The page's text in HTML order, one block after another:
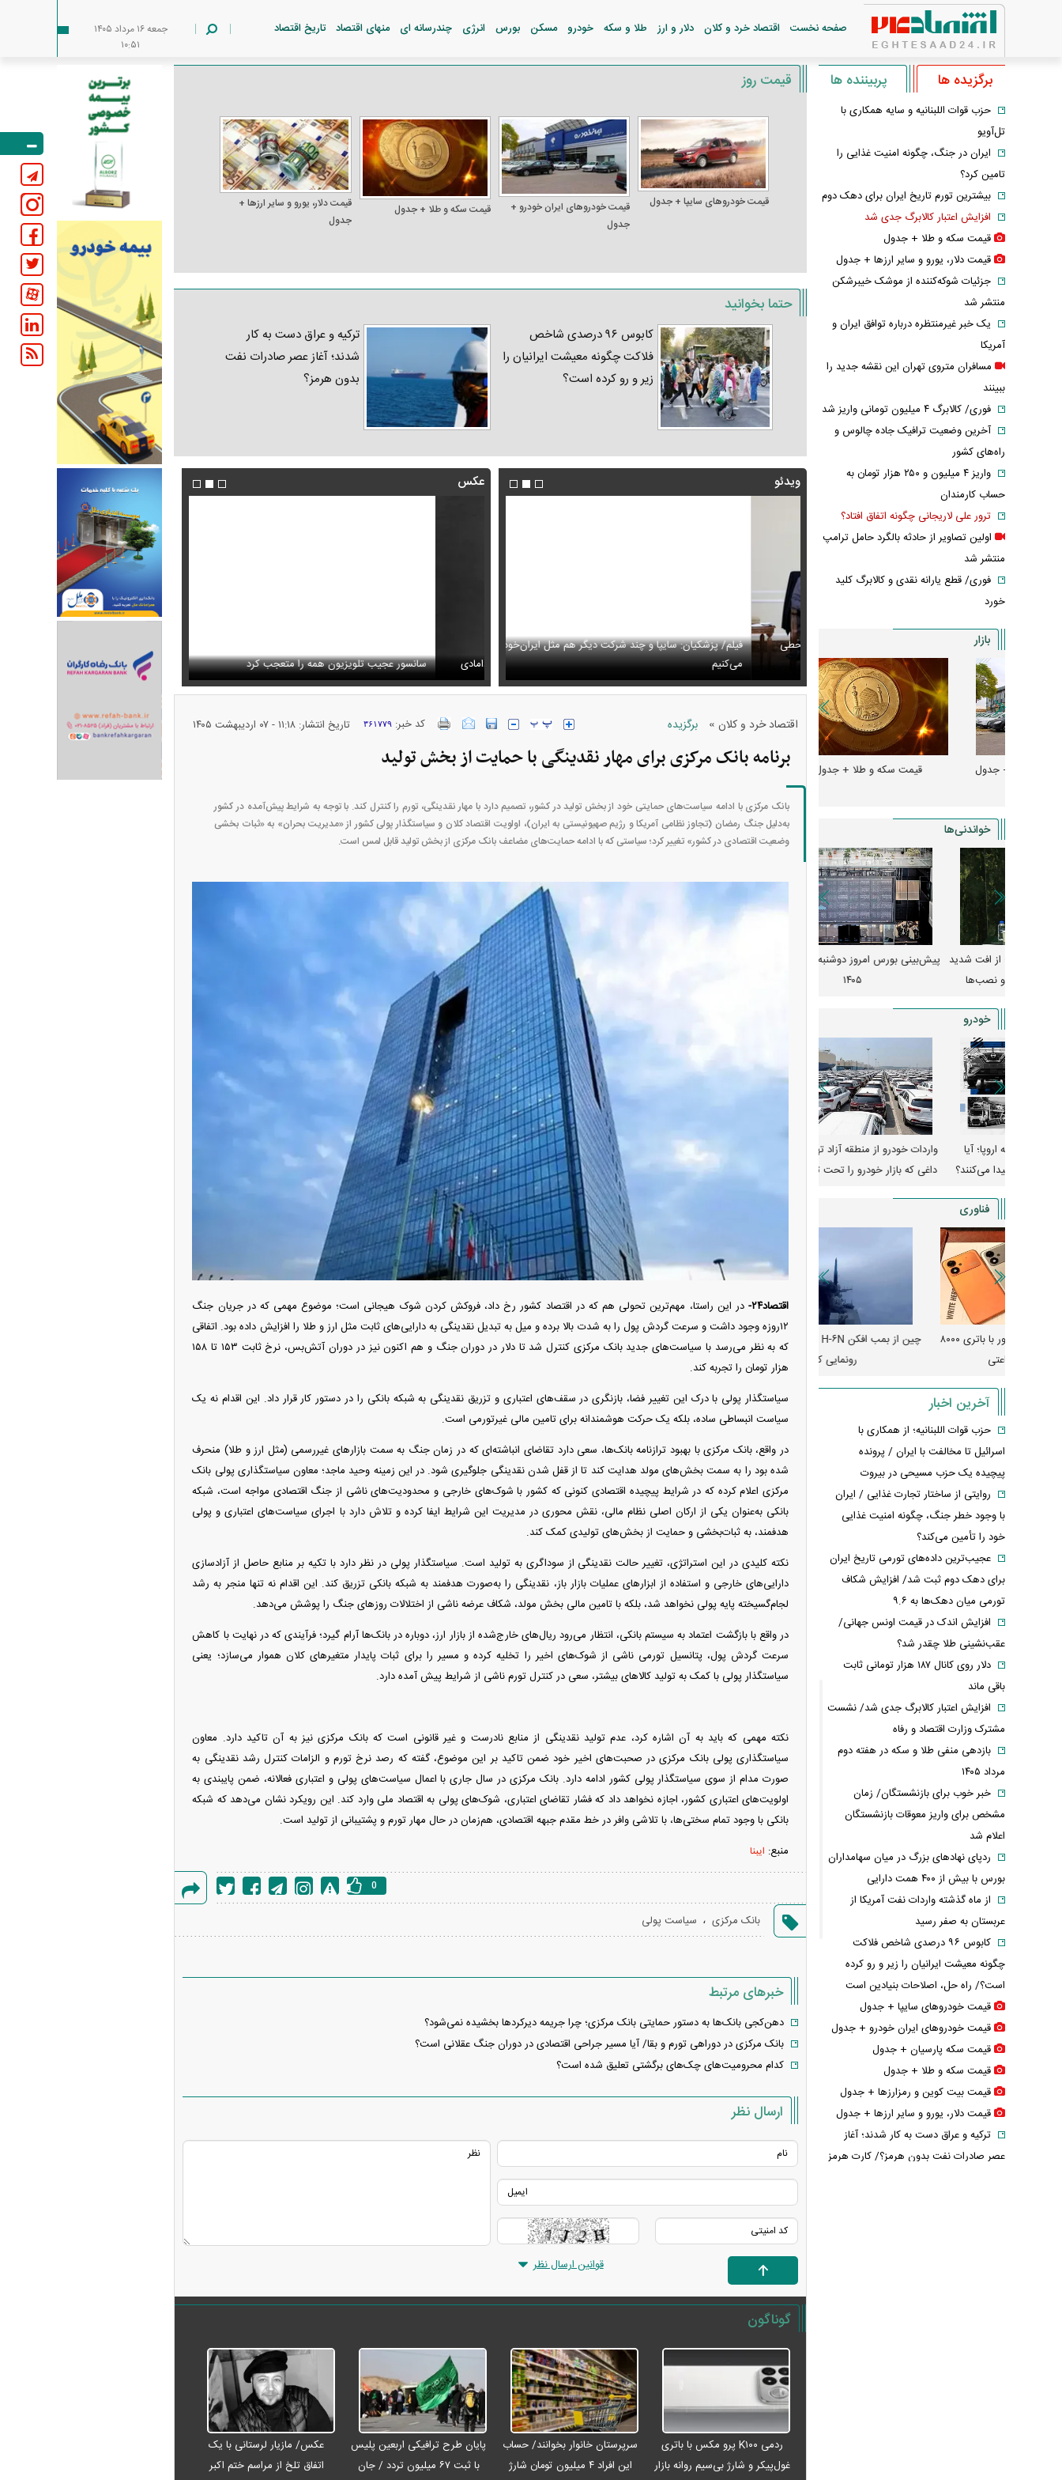
صفحه نخست اقتصاد خرد و کلان دلار و ارز طلا و سکه خودرو مسکن بورس انرژی چندرسانه ای منهای اقتصاد تاریخ اقتصاد
جمعه ۱۶ مرداد ۱۴۰۵
۱۰:۵۱
قیمت روز
قیمت خودرو‌های سایپا + جدول
قیمت خودرو‌های ایران خودرو +
جدول
قیمت سکه و طلا + جدول
قیمت دلار، یورو و سایر ارز‌ها +
جدول
حتما بخوانید
کابوس ۹۶ درصدی شاخص
فلاکت چگونه معیشت ایرانیان را
زیر و رو کرده است؟
ترکیه و عراق دست به کار
شدند؛ آغاز عصر صادرات نفت
بدون هرمز؟
ویدئو
اگر ارز ترجیحی را حذف نمی‌کردیم، قطعاً قحطی
فیلم/ پزشکیان: سایپا و چند شرکت دیگر هم مثل ایران‌خودرو واگذار
می‌کنیم
حمله خلبانان ایرانی به پایگاه آمریکا بدون GPS
پیش می‌آمد
عکس
جدید صابر ابر در فضای مجازی پربازدید شد عکس دیده‌نشده ظل‌السلطنه نوه ناصرالدین شاه در لباس دامادی سانسور عجیب تلویزیون همه را متعجب کرد استایل جدید صابر ابر در فضای مجازی
اقتصاد خرد و کلان » برگزیده کد خبر:۳۶۱۷۷۹ تاریخ انتشار: ۱۱:۱۸ - ۰۷ ارديبهشت ۱۴۰۵
برنامه بانک مرکزی برای مهار نقدینگی با حمایت از بخش تولید
بانک مرکزی با ادامه سیاست‌های حمایتی خود از بخش تولید در کشور، تصمیم دارد با مهار نقدینگی، تورم را کنترل کند. با توجه به شرایط پیش‌آمده در کشور
به‌دلیل جنگ رمضان (تجاوز نظامی آمریکا و رژیم صهیونیستی به ایران)، اولویت اقتصاد کلان و سیاستگذار پولی کشور از «مدیریت بحران» به «ثبات بخشی
وضعیت اقتصادی در کشور» تغییر کرد؛ سیاستی که با ادامه حمایت‌های مضاعف بانک مرکزی از بخش تولید قابل لمس است.
اقتصاد۲۴-
در این راستا، مهم‌ترین تحولی هم که در اقتصاد کشور رخ داد، فروکش کردن شوک هیجانی است؛ موضوع مهمی که در جریان جنگ
۱۲روزه وجود داشت و سرعت گردش پول را به شدت بالا برده و میل به تبدیل نقدینگی به دارایی‌های ثابت مثل ارز و طلا را افزایش داده بود. اتفاقی
که به نظر می‌رسد با سیاست‌های جدید بانک مرکزی کنترل شد تا دلار در دوران جنگ و هم اکنون نیز در دوران آتش‌بس، نرخ ثابت ۱۵۳ تا ۱۵۸
هزار تومان را تجربه کند.
سیاستگذار پولی با درک این تغییر فضا، بازنگری در سقف‌های اعتباری و تزریق نقدینگی به شبکه بانکی را در دستور کار قرار داد. این اقدام نه یک
سیاست انبساطی ساده، بلکه یک حرکت هوشمندانه برای تامین مالی غیرتورمی است.
در واقع، بانک مرکزی با بهبود ترازنامه بانک‌ها، سعی دارد تقاضای انباشته‌ای که در زمان جنگ به سمت بازار‌های غیررسمی (مثل ارز و طلا) منحرف
شده بود را به سمت بخش‌های مولد هدایت کند تا از قفل شدن نقدینگی جلوگیری شود. در این زمینه وحید ماجد؛ معاون سیاستگذاری پولی بانک
مرکزی اعلام کرده که در شرایط پیچیده اقتصادی کنونی که کشور با شوک‌های خارجی و محدودیت‌های ناشی از جنگ اقتصادی مواجه است، شبکه
بانکی به‌عنوان یکی از ارکان اصلی نظام مالی، نقش محوری در مدیریت این شرایط ایفا کرده و تلاش دارد با اجرای سیاست‌های اعتباری و پولی
هدفمند، به ثبات‌بخشی و حمایت از بخش‌های تولیدی کمک کند.
نکته کلیدی در این استراتژی، تغییر حالت نقدینگی از سوداگری به تولید است. سیاستگذار پولی در نظر دارد با تکیه بر منابع حاصل از آزادسازی
دارایی‌های خارجی و استفاده از ابزار‌های عملیات بازار باز، نقدینگی را به‌صورت هدفمند به شبکه بانکی تزریق کند. این اقدام نه تنها منجر به رشد
لجام‌گسیخته پایه پولی نخواهد شد، بلکه با تامین مالی بخش مولد، شکاف عرضه ناشی از اختلالات روز‌های جنگ را پوشش می‌دهد.
در واقع با بازگشت اعتماد به سیستم بانکی، انتظار می‌رود ریال‌های خارج‌شده از بازار ارز، دوباره در بانک‌ها آرام گیرد؛ فرآیندی که در نهایت با کاهش
سرعت گردش پول، پتانسیل تورمی ناشی از شوک‌های اخیر را تخلیه کرده و مسیر را برای ثبات پایدار متغیر‌های کلان هموار می‌سازد؛ یعنی
سیاستگذار پولی با کمک به تولید کالا‌های بیشتر، سعی در کنترل تورم ناشی از شرایط پیش آمده دارد.
نکته مهمی که باید به آن اشاره کرد، عدم تولید نقدینگی از منابع نادرست و غیر قانونی است که بانک مرکزی نیز به آن تاکید دارد. معاون
سیاستگذاری پولی بانک مرکزی در صحبت‌های اخیر خود ضمن تاکید بر این موضوع، گفته که رصد نرخ تورم و الزامات کنترل رشد نقدینگی به
صورت مدام از سوی سیاستگذار پولی کشور ادامه دارد. بانک مرکزی در سال جاری با اعمال سیاست‌های پولی و اعتباری فعالانه، ضمن پایبندی به
اولویت‌های اعتباری کشور، اجازه نخواهد داد که فشار تقاضای اعتباری، شوک‌های پولی به اقتصاد ملی وارد کند. این رویکرد نشان می‌دهد که شبکه
بانکی با وجود تمام سختی‌ها، با تلاشی وافر در خط مقدم جبهه اقتصادی، هم‌زمان در حال مهار تورم و پشتیبانی از تولید است.
منبع: ایبنا
گزارش
0
بانک مرکزی ، سیاست پولی
خبرهای مرتبط
دهن‌کجی بانک‌ها به دستور حمایتی بانک مرکزی؛ چرا جریمه‌ دیرکردها بخشیده نمی‌شود؟
بانک مرکزی در دوراهی تورم و بقا/ آیا مسیر جراحی اقتصادی در دوران جنگ عقلانی است؟
کدام محرومیت‌های چک‌های برگشتی تعلیق شده است؟
ارسال نظر
قوانین ارسال نظر
گوناگون
ردمی K۱۰۰ پرو مکس با باتری
غول‌پیکر و شارژ بی‌سیم روانه بازار
سرپرستان خانوار بخوانند/ حساب
این افراد ۴ میلیون تومان شارژ
پایان طرح ترافیکی اربعین پلیس
با ثبت ۶۷ میلیون تردد / جان
عکس/ مازیار لرستانی با یک
اتفاق تلخ از مراسم ختم اکبر
برگزیده ها پربیننده ها
حزب قوات اللبنانیه و سایه همکاری با
تل‌آویو
ایران در جنگ، چگونه امنیت غذایی را
تامین کرد؟
بیشترین تورم تاریخ ایران برای دهک دوم
افزایش اعتبار کالابرگ جدی شد
قیمت سکه و طلا + جدول
قیمت دلار، یورو و سایر ارز‌ها + جدول
جزئیات شوکه‌کننده از موشک خیبرشکن
منتشر شد
یک خبر غیرمنتظره درباره توافق ایران و
آمریکا
مسافران متروی تهران این نقشه جدید را
ببینند
فوری/ کالابرگ ۴ میلیون تومانی واریز شد
آخرین وضعیت ترافیک جاده چالوس و
راه‌های کشور
واریز ۴ میلیون و ۲۵۰ هزار تومان به
حساب کارمندان
ترور علی لاریجانی چگونه اتفاق افتاد؟
اولین تصاویر از حادثه بالگرد حامل ترامپ
منتشر شد
فوری/ قطع یارانه نقدی و کالابرگ کلید
خورد
بازار
قیمت سکه و طلا + جدول قیمت دلار، یورو و سایر ارز‌ها + جدول قیمت خودرو‌های ایران خودرو + جدول قیمت خودرو‌های ایران خودرو + جدول قیمت سکه و طلا + جدول
خواندنی‌ها
پیش‌بینی بورس امروز دوشنبه ۱۲ مرداد ماه
کارنامه مردود محسن پاک‌ نژاد؛ از افت شدید
درآمد ارزی تا بازی با عزل و نصب‌ها
خودرو
واردات خودرو از منطقه آزاد تهران؛ مناظره
داغی که بازار خودرو را تحت تأثیر قرار داد
قیمت خودرو وارد فاز جدید شد/ اولین
واکنش بازار به تحولات سیاسی + جدول
هجوم خودروسازان چینی به اروپا؛ آیا
کارخانه‌های بحران‌زده نجات پیدا می‌کنند؟
واردات خودرو از منطقه آزاد تهران؛ مناظره
داغی که بازار خودرو را تحت تأثیر قرار داد
فناوری
چین از بمب افکن H-۶N با موشک هسته‌ای
پهپاد رهگیر یا موشک پدافند؛ قدرت تهدید
کدامیک بیشتر است؟
رونمایی از پوکو M ۸ پاور با باتری ۸۰۰۰
چین از بمب افکن H-۶N با موشک هسته‌ای
آخرین اخبار
حزب قوات اللبنانیه؛ از همکاری با
اسرائیل تا مخالفت با ایران / پرونده
پیچیده یک حزب مسیحی در بیروت
روایتی از ساختار تجارت غذایی / ایران
با وجود خطر جنگ، چگونه امنیت غذایی
خود را تأمین می‌کند؟
عجیب‌ترین داده‌های تورمی تاریخ ایران
برای دهک دوم ثبت شد/ افزایش شکاف
تورمی میان دهک‌ها به ۹.۶
افزایش اندک در قیمت اونس جهانی/
عقب‌نشینی طلا چقدر شد؟
دلار روی کانال ۱۸۷ هزار تومانی ثابت
باقی ماند
افزایش اعتبار کالابرگ جدی شد/ نشست
مشترک وزارت اقتصاد و رفاه
بازدهی منفی طلا و سکه در هفته دوم
مرداد ۱۴۰۵
خبر خوب برای بازنشستگان/ زمان
مشخص برای واریز معوقات بازنشستگان
اعلام شد
ردپای نهاد‌های بزرگ در میان سهامداران
بورس با بیش از ۴۰۰ همت دارایی
از ماه گذشته واردات نفت آمریکا از
عربستان به صفر رسید
کابوس ۹۶ درصدی شاخص فلاکت
چگونه معیشت ایرانیان را زیر و رو کرده
است؟/ راه حل، اصلاحات بنیادین است
قیمت خودرو‌های سایپا + جدول
قیمت خودرو‌های ایران خودرو + جدول
قیمت سکه پارسیان + جدول
قیمت سکه و طلا + جدول
قیمت بیت کوین و رمزارز‌ها + جدول
قیمت دلار، یورو و سایر ارز‌ها + جدول
ترکیه و عراق دست به کار شدند؛ آغاز
عصر صادرات نفت بدون هرمز؟/ کارت هرمز